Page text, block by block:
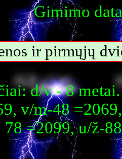
Gimimo
ir pirmųjų
d/v - 8
v/m-48
78 =2099, u/ž-